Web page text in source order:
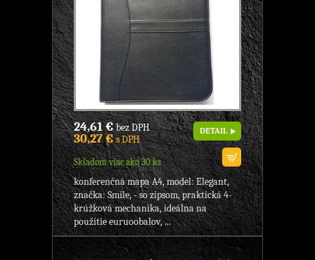
24,61 €bez DPH
30,27 €s DPH
Skladom viac ako 30 ks
DETAIL
konferenčná mapa A4, model: Elegant,
značka: Smile, - so zipsom, praktická 4-
krúžková mechanika, ideálna na
použitie euruoobalov, ...